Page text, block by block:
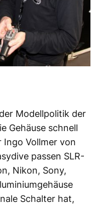
Modellpolitik der
Gehäuse schnell
Ingo Vollmer von
passen SLR-
Nikon, Sony,
Schalter hat,